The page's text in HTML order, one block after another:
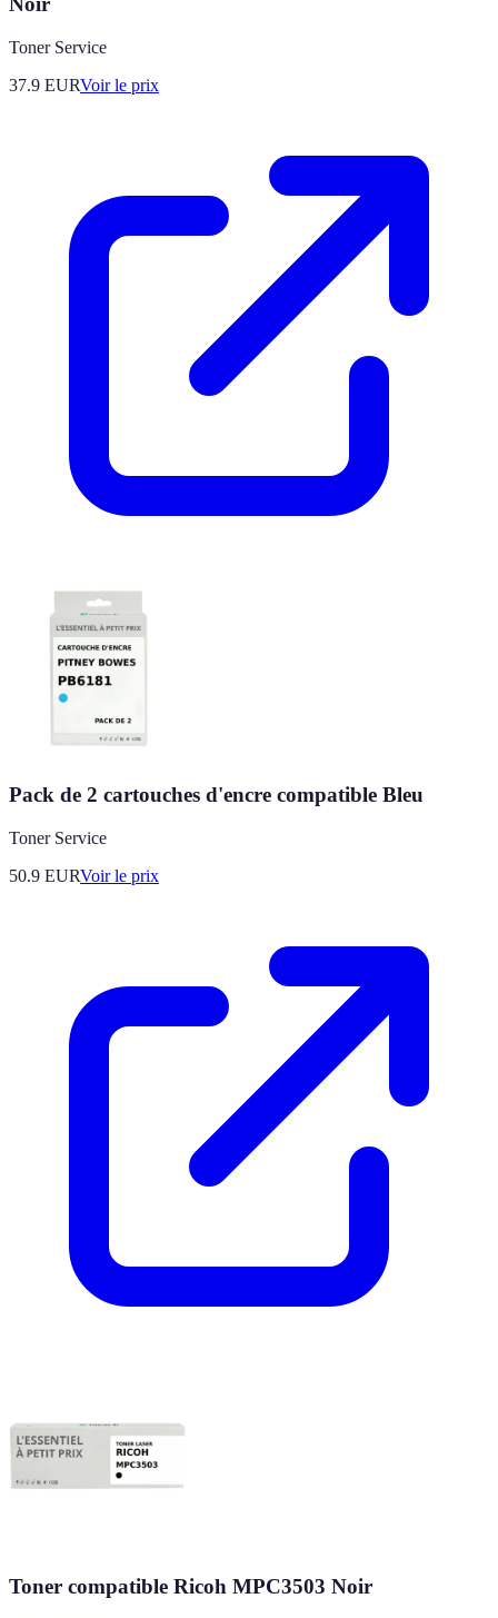
Toner Service
37.9 EURVoir le prix
Pack de 2 cartouches d'encre compatible Bleu
Toner Service
50.9 EURVoir le prix
Toner compatible Ricoh MPC3503 Noir